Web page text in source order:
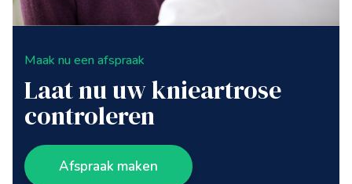
Maak nu een afspraak
Laat nu uw knieartrose
controleren
Afspraak maken